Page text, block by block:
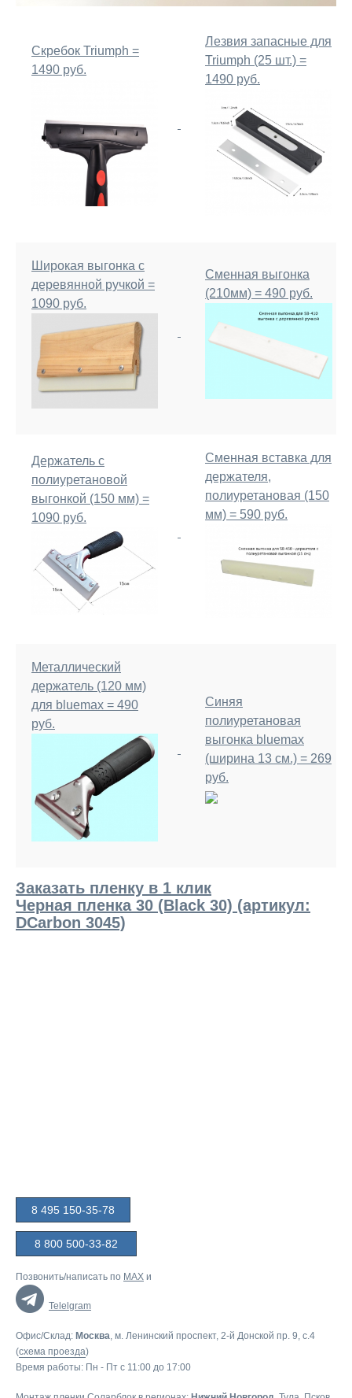
Скребок Triumph =
1490 руб.
Лезвия запасные для
Triumph (25 шт.) =
1490 руб.
Широкая выгонка с
деревянной ручкой =
1090 руб.
Сменная выгонка
(210мм) = 490 руб.
Держатель с
полиуретановой
выгонкой (150 мм) =
1090 руб.
Сменная вставка для
держателя,
полиуретановая (150
мм) = 590 руб.
Металлический
держатель (120 мм)
для bluemax = 490
руб.
Синяя
полиуретановая
выгонка bluemax
(ширина 13 см.) = 269
руб.
Заказать пленку в 1 клик
Черная пленка 30 (Black 30) (артикул:
DCarbon 3045)
8 495 150-35-78
8 800 500-33-82
Позвонить/написать по MAX и
Telelgram
Офис/Склад: Москва, м. Ленинский проспект, 2-й Донской пр. 9, c.4
(схема проезда)
Время работы: Пн - Пт с 11:00 до 17:00